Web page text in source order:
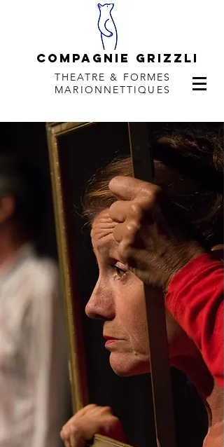
COMPAGNie Grizzli
THEATRE & FORMES
MARIONNETTIQUES